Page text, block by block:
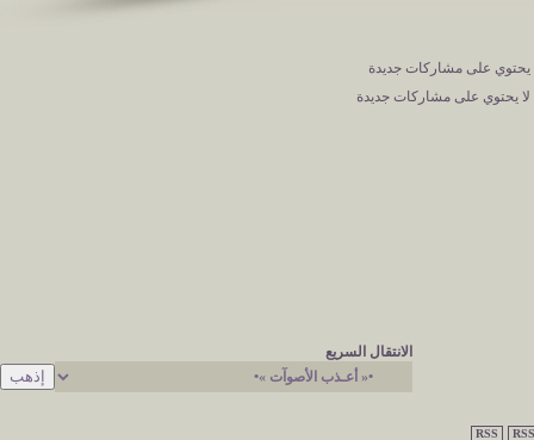
على مشاركات جديدة
يحتوي على مشاركات جديدة
الانتقال السريع
RSS